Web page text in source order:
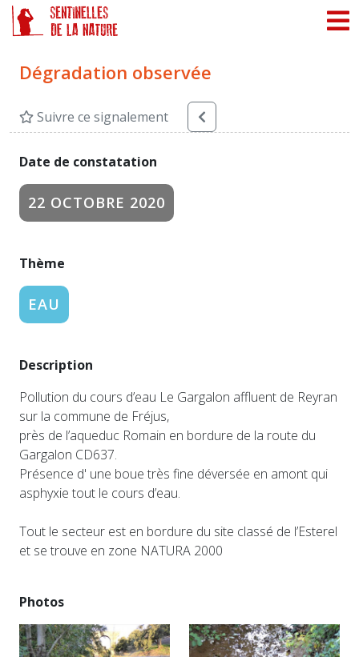
Dégradation observée
Suivre ce signalement
Date de constatation
22 OCTOBRE 2020
Thème
EAU
Description
Pollution du cours d’eau Le Gargalon affluent de Reyran
sur la commune de Fréjus,
près de l’aqueduc Romain en bordure de la route du
Gargalon CD637.
Présence d' une boue très fine déversée en amont qui
asphyxie tout le cours d’eau.
Tout le secteur est en bordure du site classé de l’Esterel
et se trouve en zone NATURA 2000
Photos
Panneau de gestion des cookies